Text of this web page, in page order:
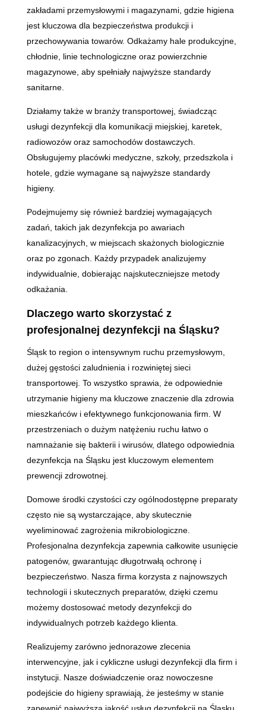
zakładami przemysłowymi i magazynami, gdzie higiena
jest kluczowa dla bezpieczeństwa produkcji i
przechowywania towarów. Odkażamy hale produkcyjne,
chłodnie, linie technologiczne oraz powierzchnie
magazynowe, aby spełniały najwyższe standardy
sanitarne.
Działamy także w branży transportowej, świadcząc
usługi dezynfekcji dla komunikacji miejskiej, karetek,
radiowozów oraz samochodów dostawczych.
Obsługujemy placówki medyczne, szkoły, przedszkola i
hotele, gdzie wymagane są najwyższe standardy
higieny.
Podejmujemy się również bardziej wymagających
zadań, takich jak dezynfekcja po awariach
kanalizacyjnych, w miejscach skażonych biologicznie
oraz po zgonach. Każdy przypadek analizujemy
indywidualnie, dobierając najskuteczniejsze metody
odkażania.
Dlaczego warto skorzystać z
profesjonalnej dezynfekcji na Śląsku?
Śląsk to region o intensywnym ruchu przemysłowym,
dużej gęstości zaludnienia i rozwiniętej sieci
transportowej. To wszystko sprawia, że odpowiednie
utrzymanie higieny ma kluczowe znaczenie dla zdrowia
mieszkańców i efektywnego funkcjonowania firm. W
przestrzeniach o dużym natężeniu ruchu łatwo o
namnażanie się bakterii i wirusów, dlatego odpowiednia
dezynfekcja na Śląsku jest kluczowym elementem
prewencji zdrowotnej.
Domowe środki czystości czy ogólnodostępne preparaty
często nie są wystarczające, aby skutecznie
wyeliminować zagrożenia mikrobiologiczne.
Profesjonalna dezynfekcja zapewnia całkowite usunięcie
patogenów, gwarantując długotrwałą ochronę i
bezpieczeństwo. Nasza firma korzysta z najnowszych
technologii i skutecznych preparatów, dzięki czemu
możemy dostosować metody dezynfekcji do
indywidualnych potrzeb każdego klienta.
Realizujemy zarówno jednorazowe zlecenia
interwencyjne, jak i cykliczne usługi dezynfekcji dla firm i
instytucji. Nasze doświadczenie oraz nowoczesne
podejście do higieny sprawiają, że jesteśmy w stanie
zapewnić najwyższą jakość usług dezynfekcji na Śląsku.